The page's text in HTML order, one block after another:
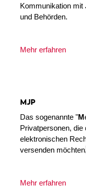
Kommunikation mit
und Behörden.
Mehr erfahren
MJP
Das sogenannte "M
Privatpersonen, die
elektronischen
versenden möchten.
Mehr erfahren